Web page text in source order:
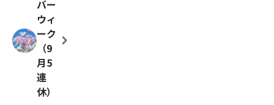
バー
ウィ
ーク
（9
月5
連
休）
chevron_right